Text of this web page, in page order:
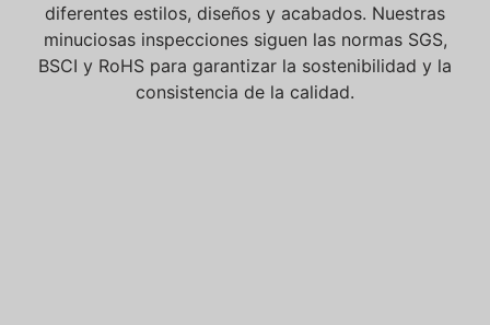
diferentes estilos, diseños y acabados. Nuestras
minuciosas inspecciones siguen las normas SGS,
BSCI y RoHS para garantizar la sostenibilidad y la
consistencia de la calidad.